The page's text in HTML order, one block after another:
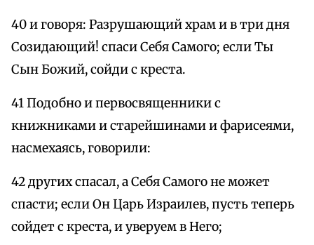
40 и говоря: Разрушающий храм и в три дня
Созидающий! спаси Себя Самого; если Ты
Сын Божий, сойди с креста.
41 Подобно и первосвященники с
книжниками и старейшинами и фарисеями,
насмехаясь, говорили:
42 других спасал, а Себя Самого не может
спасти; если Он Царь Израилев, пусть теперь
сойдет с креста, и уверуем в Него;